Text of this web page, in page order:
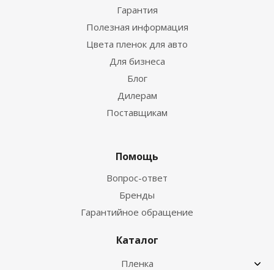
Гарантия
Полезная информация
Цвета пленок для авто
Для бизнеса
Блог
Дилерам
Поставщикам
Помощь
Вопрос-ответ
Бренды
Гарантийное обращение
Каталог
Пленка